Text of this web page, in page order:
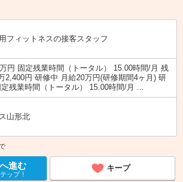
フィットネスの接客スタッフ
円 固定残業時間（トータル） 15.00時間/月 残
2,400円 研修中 月給20万円(研修期間4ヶ月) 研
残業時間（トータル） 15.00時間/月 ...
山形北
進む
ップ！
キープ